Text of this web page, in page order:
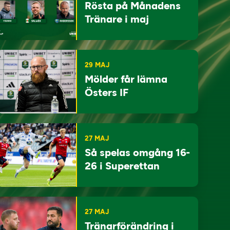
Rösta på Månadens
Tränare i maj
29 MAJ
Mölder får lämna
Östers IF
27 MAJ
Så spelas omgång 16-
26 i Superettan
27 MAJ
Tränarförändring i